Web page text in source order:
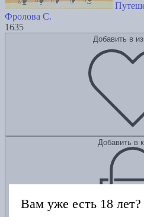
Фролова С.
1635
Добавить в
Добавить в
Вам уже есть 18 лет?